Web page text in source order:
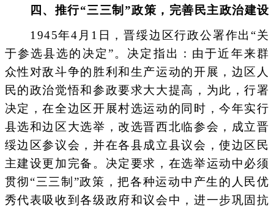
四、推行“三三制”政策，完善民主政治建设
1945年4月1日，晋绥边区行政公署作出“关
于参选县选的决定”。决定指出：由于近年来群
众性对敌斗争的胜利和生产运动的开展，边区人
民的政治觉悟和参政要求大大提高，为此，行署
决定，在全边区开展村选运动的同时，今年实行
县选和边区大选举，改选晋西北临参会，成立晋
绥边区参议会，并在各县成立县议会，使边区民
主建设更加完备。决定要求，在选举运动中必须
贯彻“三三制”政策，把各种运动中产生的人民优
秀代表吸收到各级政府和议会中，进一步巩固抗